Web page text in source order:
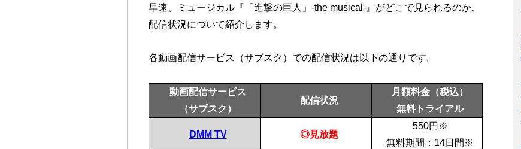
早速、ミュージカル『「進撃の巨人」-the musical-』がどこで見られるのか、
配信状況について紹介します。
各動画配信サービス（サブスク）での配信状況は以下の通りです。
動画配信サービス
（サブスク）
配信状況
月額料金（税込）
無料トライアル
DMM TV ◎見放題
550円 ※
無料期間： 14日間 ※